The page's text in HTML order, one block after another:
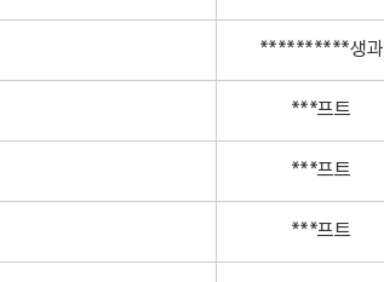
**********생과
***프트
***프트
***프트